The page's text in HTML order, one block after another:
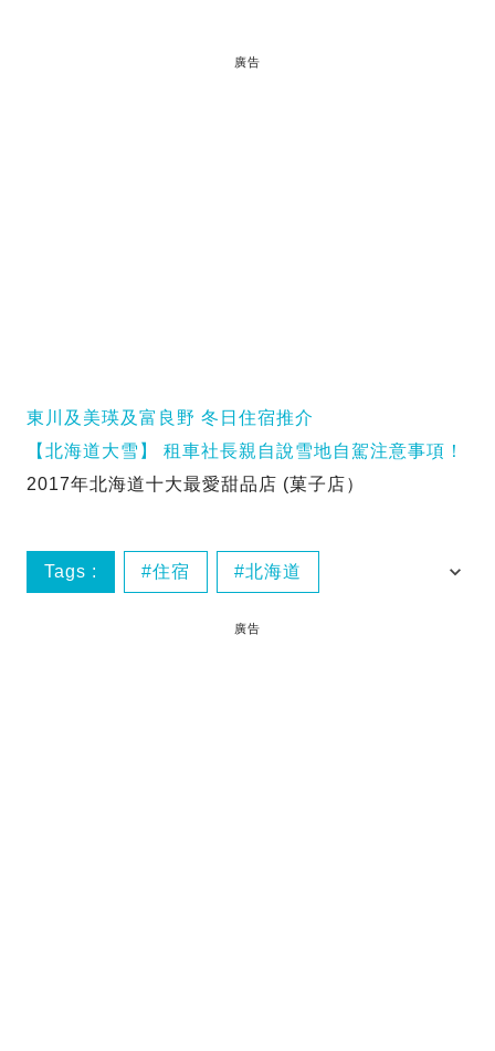
廣告
東川及美瑛及富良野 冬日住宿推介
【北海道大雪】 租車社長親自說雪地自駕注意事項！
2017年北海道十大最愛甜品店 (菓子店）
Tags : 住宿 北海道
抵住廣告